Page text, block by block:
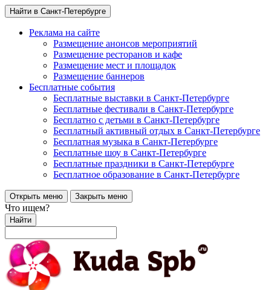
Найти в Санкт-Петербурге
Реклама на сайте
Размещение анонсов мероприятий
Размещение ресторанов и кафе
Размещение мест и площадок
Размещение баннеров
Бесплатные события
Бесплатные выставки в Санкт-Петербурге
Бесплатные фестивали в Санкт-Петербурге
Бесплатно с детьми в Санкт-Петербурге
Бесплатный активный отдых в Санкт-Петербурге
Бесплатная музыка в Санкт-Петербурге
Бесплатные шоу в Санкт-Петербурге
Бесплатные праздники в Санкт-Петербурге
Бесплатное образование в Санкт-Петербурге
Открыть меню Закрыть меню
Что ищем?
Найти